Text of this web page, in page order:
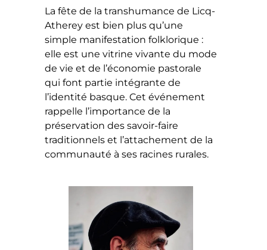
La fête de la transhumance de Licq-
Atherey est bien plus qu’une
simple manifestation folklorique :
elle est une vitrine vivante du mode
de vie et de l’économie pastorale
qui font partie intégrante de
l’identité basque. Cet événement
rappelle l’importance de la
préservation des savoir-faire
traditionnels et l’attachement de la
communauté à ses racines rurales.